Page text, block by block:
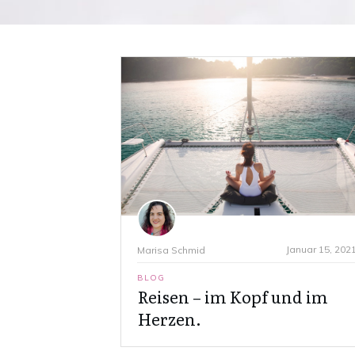
Marisa Schmid Januar 15,
BLOG
Reisen – im Kopf und im
Herzen.